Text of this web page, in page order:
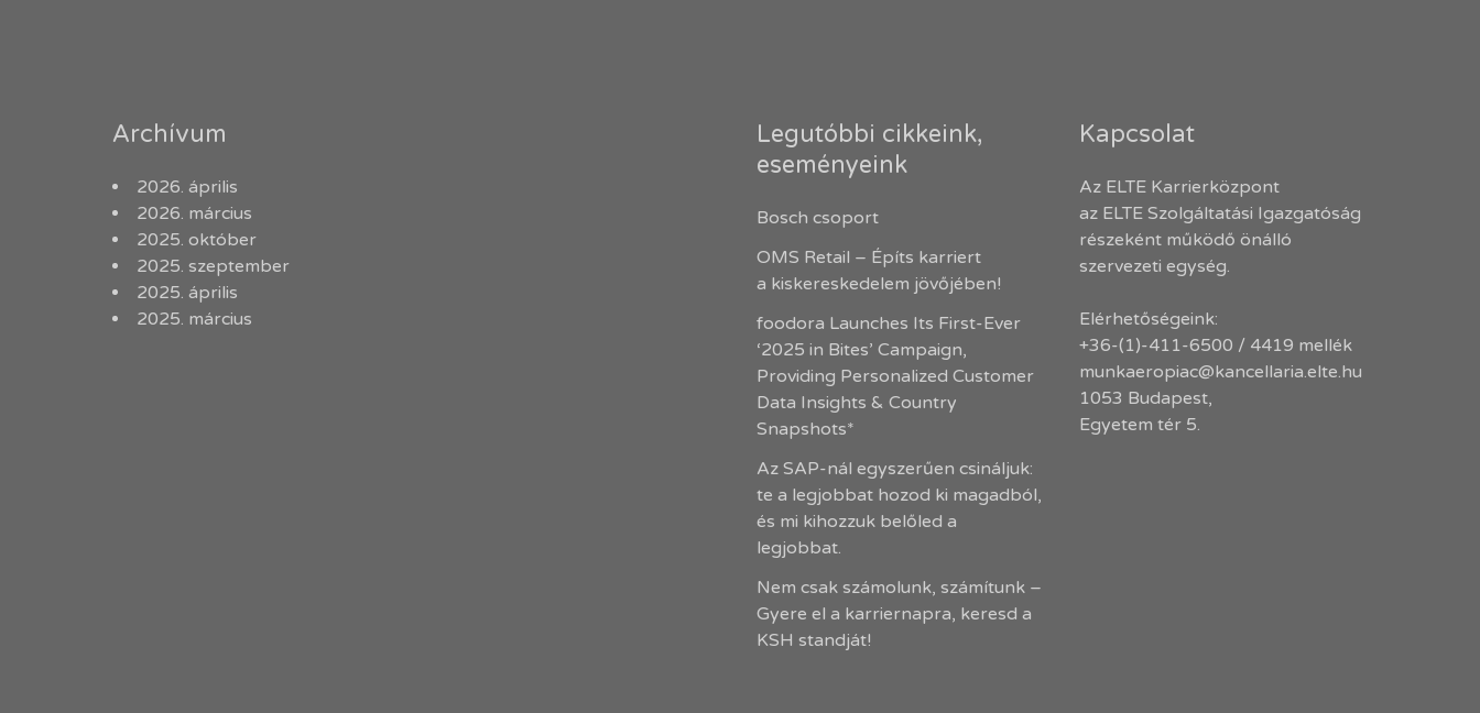
Archívum
2026. április
2026. március
2025. október
2025. szeptember
2025. április
2025. március
Legutóbbi cikkeink,
eseményeink
Bosch csoport
OMS Retail – Építs karriert
a kiskereskedelem jövőjében!
foodora Launches Its First-Ever
‘2025 in Bites’ Campaign,
Providing Personalized Customer
Data Insights & Country
Snapshots*
Az SAP-nál egyszerűen csináljuk:
te a legjobbat hozod ki magadból,
és mi kihozzuk belőled a
legjobbat.
Nem csak számolunk, számítunk –
Gyere el a karriernapra, keresd a
KSH standját!
Kapcsolat
Az ELTE Karrierközpont
az ELTE Szolgáltatási Igazgatóság
részeként működő önálló
szervezeti egység.
Elérhetőségeink:
+36-(1)-411-6500 / 4419 mellék
munkaeropiac@kancellaria.elte.hu
1053 Budapest,
Egyetem tér 5.